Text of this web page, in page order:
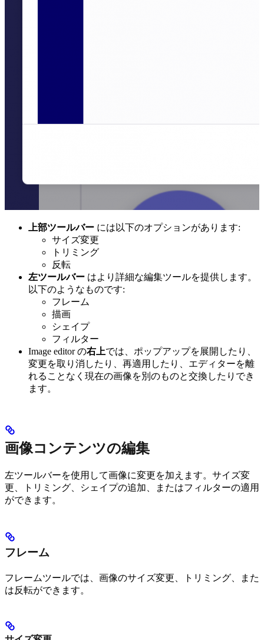
上部ツールバー には以下のオプションがあります:
サイズ変更
トリミング
反転
左ツールバー はより詳細な編集ツールを提供します。
以下のようなものです:
フレーム
描画
シェイプ
フィルター
Image editor の右上では、ポップアップを展開したり、
変更を取り消したり、再適用したり、エディターを離
れることなく現在の画像を別のものと交換したりでき
ます。
画像コンテンツの編集
左ツールバーを使用して画像に変更を加えます。サイズ変
更、トリミング、シェイプの追加、またはフィルターの適用
ができます。
フレーム
フレームツールでは、画像のサイズ変更、トリミング、また
は反転ができます。